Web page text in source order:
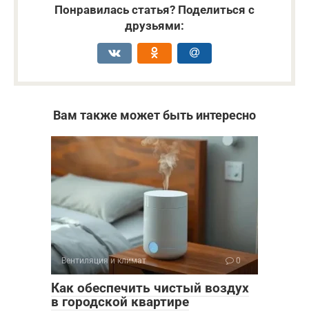
Понравилась статья? Поделиться с
друзьями:
Вам также может быть интересно
Вентиляция и климат 0
Как обеспечить чистый воздух
в городской квартире